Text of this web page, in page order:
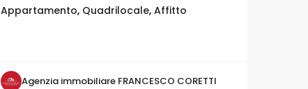
Appartamento, Quadrilocale, Affitto
Agenzia immobiliare FRANCESCO CORETTI